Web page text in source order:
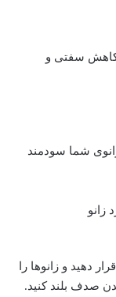
کاهش سفتی و
شما سودمند
دهید و زانوها را
صدف بلند کنید.